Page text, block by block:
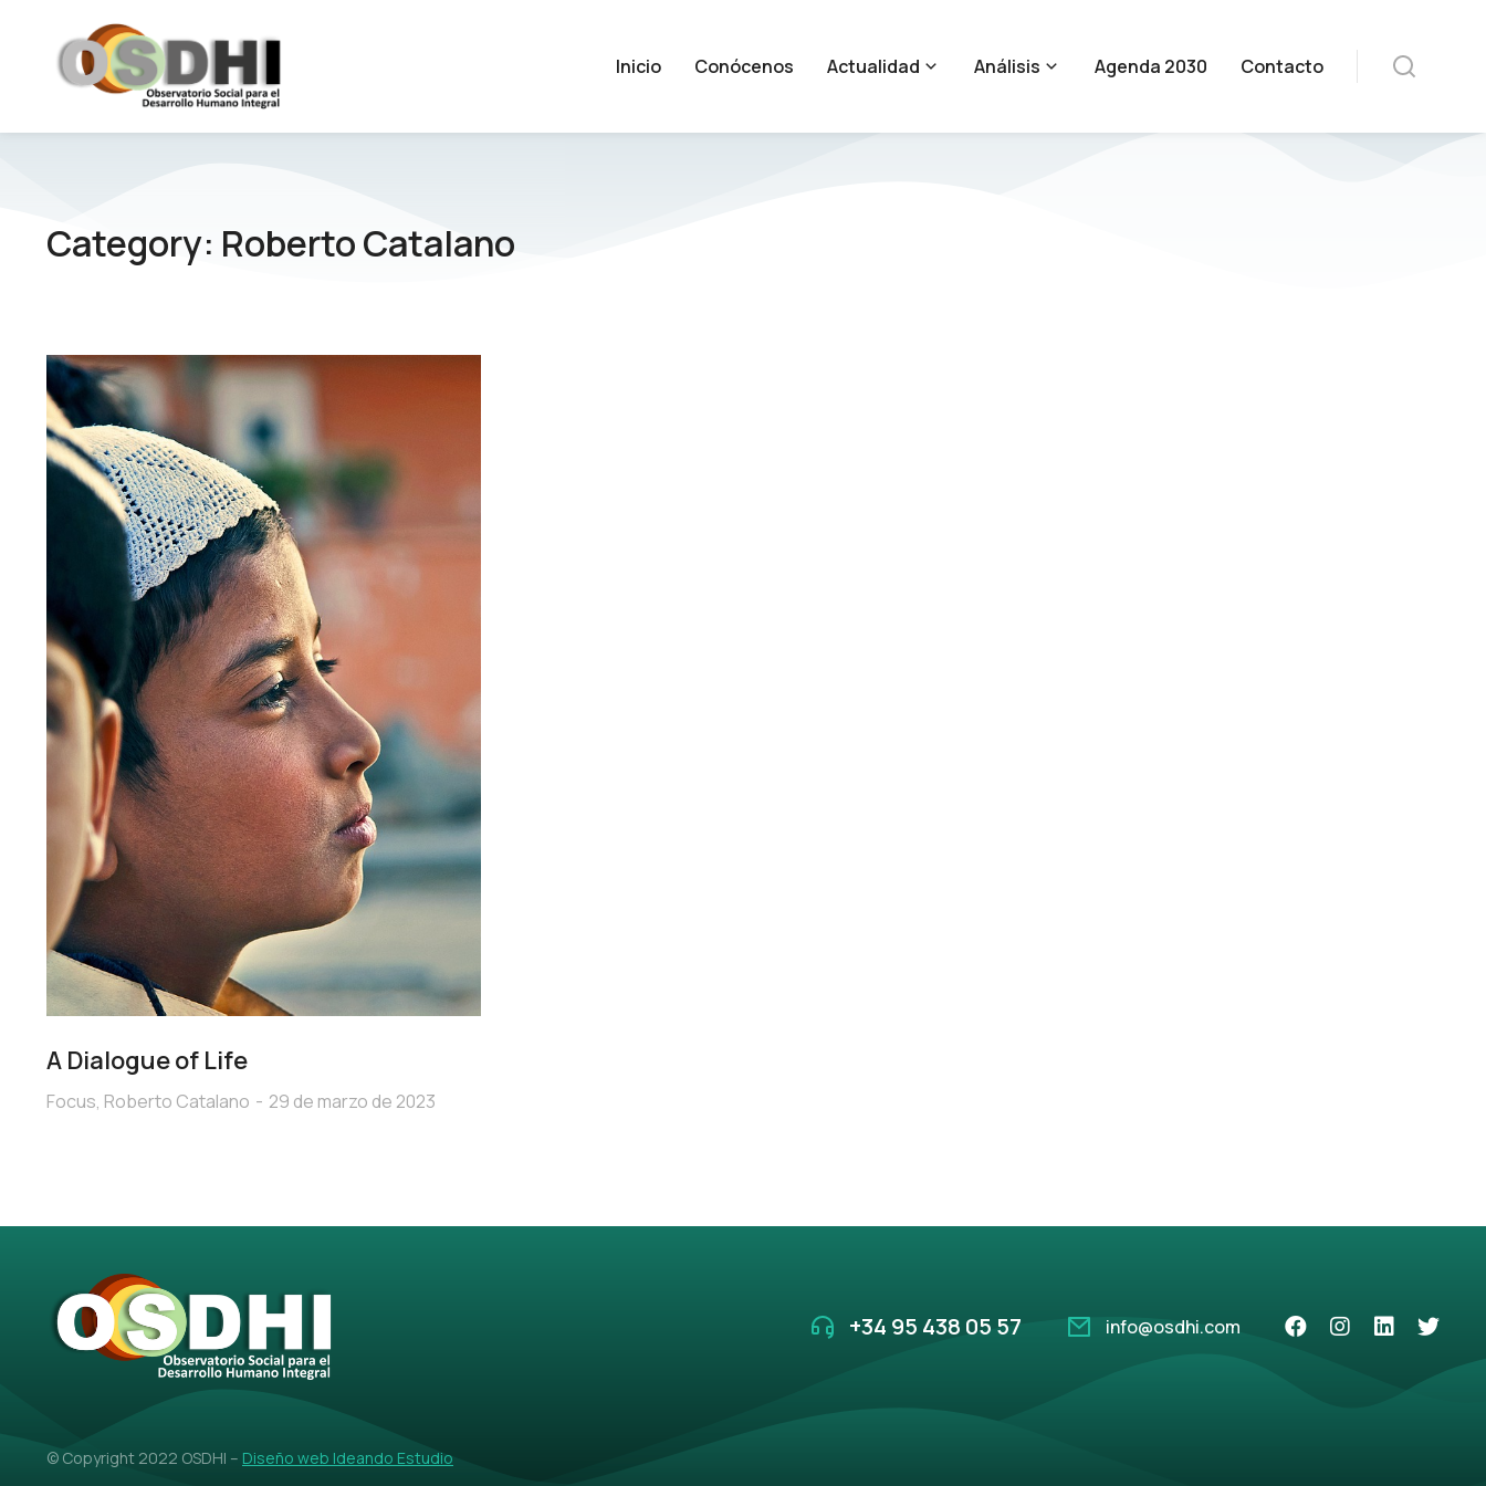
Inicio Conócenos Actualidad Análisis Agenda 2030 Contacto
Category: Roberto Catalano
A Dialogue of Life
Focus, Roberto Catalano 29 de marzo de 2023
+34 95 438 05 57 info@osdhi.com
© Copyright 2022 OSDHI – Diseño web Ideando Estudio